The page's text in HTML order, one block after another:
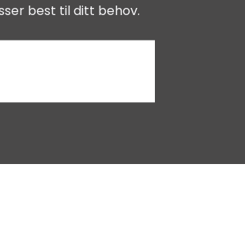
best til ditt behov.